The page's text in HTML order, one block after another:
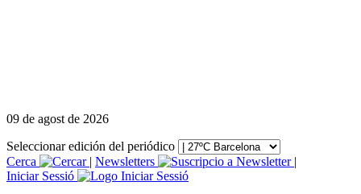
09 de agost de 2026
Seleccionar edición del periódico
Cerca
| Newsletters
|
Iniciar Sessió